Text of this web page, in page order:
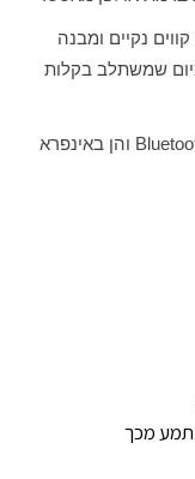
נקיים ומבנה
שמשתלב בקלות
והן באינפרא
מכך